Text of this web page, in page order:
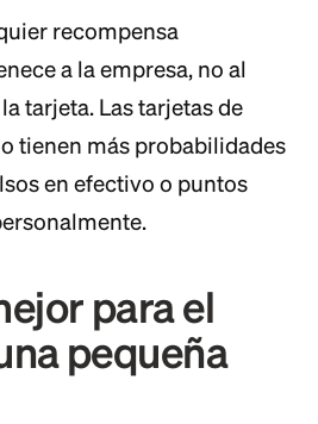
recompensa
a la empresa, no al
tarjeta. Las tarjetas de
tienen más probabilidades
en efectivo o puntos
para el
pequeña